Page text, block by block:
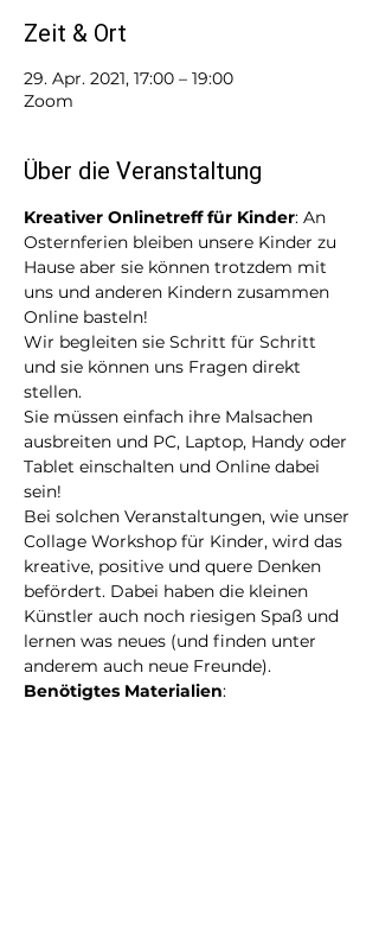
Zeit & Ort
29. Apr. 2021, 17:00 – 19:00
Zoom
Über die Veranstaltung
Kreativer Onlinetreff für Kinder: An
Osternferien bleiben unsere Kinder zu
Hause aber sie können trotzdem mit
uns und anderen Kindern zusammen
Online basteln!
Wir begleiten sie Schritt für Schritt
und sie können uns Fragen direkt
stellen.
Sie müssen einfach ihre Malsachen
ausbreiten und PC, Laptop, Handy oder
Tablet einschalten und Online dabei
sein!
Bei solchen Veranstaltungen, wie unser
Collage Workshop für Kinder, wird das
kreative, positive und quere Denken
befördert. Dabei haben die kleinen
Künstler auch noch riesigen Spaß und
lernen was neues (und finden unter
anderem auch neue Freunde).
Benötigtes Materialien: